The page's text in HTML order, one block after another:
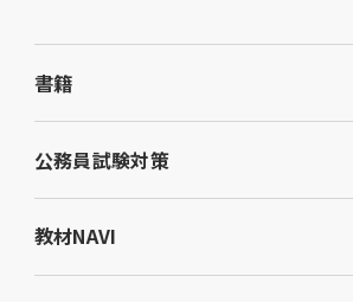
書籍
公務員試験
教員採用試験
就職・資格・検定
教育・学参
公務員試験対策
公務員試験について知る
通信講座
教材NAVI